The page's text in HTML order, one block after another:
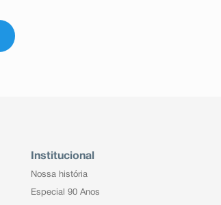
Institucional
Nossa história
Especial 90 Anos